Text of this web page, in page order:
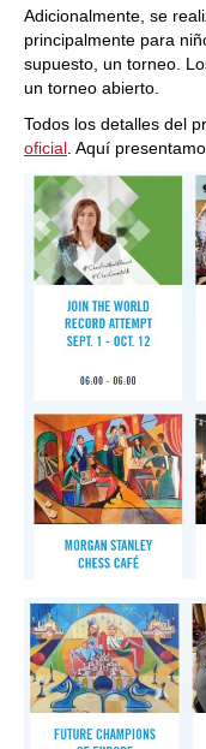
Adicionalmente, se
principalmente para
supuesto, un torneo.
un torneo abierto.
Todos los detalles del
oficial . Aquí